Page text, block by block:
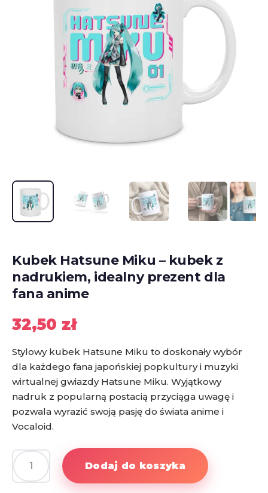
Kubek Hatsune Miku – kubek z
nadrukiem, idealny prezent dla
fana anime
32,50 zł
Stylowy kubek Hatsune Miku to doskonały wybór
dla każdego fana japońskiej popkultury i muzyki
wirtualnej gwiazdy Hatsune Miku. Wyjątkowy
nadruk z popularną postacią przyciąga uwagę i
pozwala wyrazić swoją pasję do świata anime i
Vocaloid.
ilość
Kubek
Dodaj do koszyka